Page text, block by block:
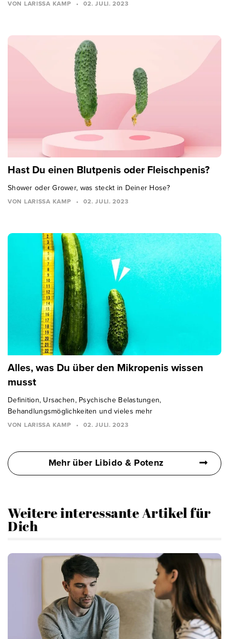
VON LARISSA KAMP • 02. JULI. 2023
Hast Du einen Blutpenis oder Fleischpenis?
Shower oder Grower, was steckt in Deiner Hose?
VON LARISSA KAMP • 02. JULI. 2023
Alles, was Du über den Mikropenis wissen
musst
Definition, Ursachen, Psychische Belastungen,
Behandlungsmöglichkeiten und vieles mehr
VON LARISSA KAMP • 02. JULI. 2023
Mehr über Libido & Potenz
Weitere interessante Artikel für
Dich